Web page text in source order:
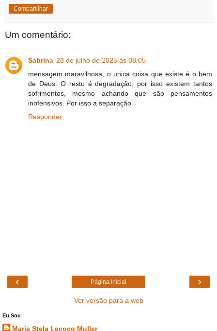
Compartilhar
Um comentário:
Sabrina 28 de julho de 2025 às 08:05
mensagem maravilhosa, o unica coisa que existe é o bem
de Deus. O resto é degradação, por isso existem tantos
sofrimentos, mesmo achando que são pensamentos
inofensivos. Por isso a separação.
Responder
‹ ›
Página inicial
Ver versão para a web
Eu Sou
Maria Stela Lecocq Muller